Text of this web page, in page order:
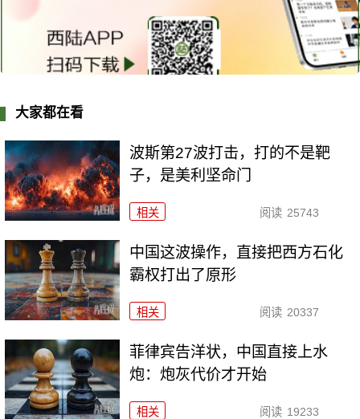
大家都在看
波斯第27波打击，打的不是靶
子，是美利坚命门
相关 阅读 25743
中国这波操作，直接把西方石化
霸权打出了原形
相关 阅读 20337
菲律宾告洋状，中国直接上水
炮：炮灰代价才开始
相关 阅读 19233